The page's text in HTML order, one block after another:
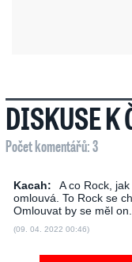
DISKUSE K
Počet komentářů: 3
Kacah:
A co Rock,
omlouvá. To Rock se
Omlouvat by se měl on.
(09. 04. 2022 00:46)